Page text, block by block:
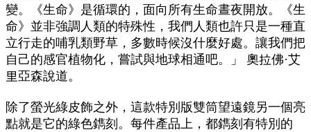
變。《生命》是循環的，面向所有生命晝夜開放。《生
命》並非強調人類的特殊性，我們人類也許只是一種直
立行走的哺乳類野草，多數時候沒什麼好處。讓我們把
自己的感官植物化，嘗試與地球相通吧。」 奧拉佛·艾
里亞森說道。
除了螢光綠皮飾之外，這款特別版雙筒望遠鏡另一個亮
點就是它的綠色鐫刻。每件產品上，都鐫刻有特別的